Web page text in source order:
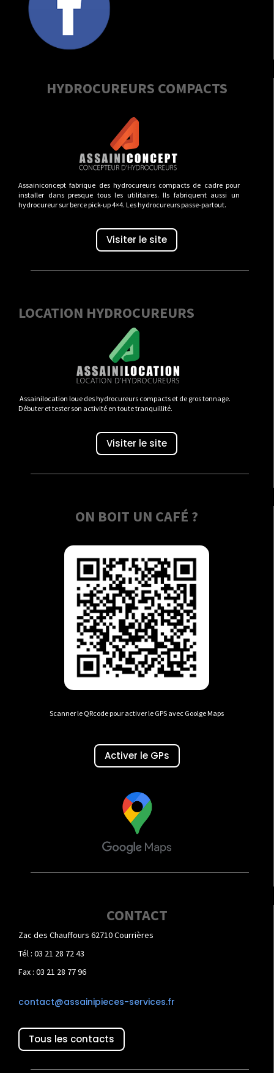
HYDROCUREURS COMPACTS
Assainiconcept fabrique des hydrocureurs compacts de cadre pour
installer dans presque tous les utilitaires. Ils fabriquent aussi un
hydrocureur sur berce pick-up 4×4. Les hydrocureurs passe-partout.
Visiter le site
LOCATION HYDROCUREURS
Assainilocation loue des hydrocureurs compacts et de gros tonnage.
Débuter et tester son activité en toute tranquillité.
Visiter le site
ON BOIT UN CAFÉ ?
Scanner le QRcode pour activer le GPS avec Goolge Maps
Activer le GPs
CONTACT
Zac des Chauffours 62710 Courrières
Tél : 03 21 28 72 43
Fax : 03 21 28 77 96
contact@assainipieces-services.fr
Tous les contacts